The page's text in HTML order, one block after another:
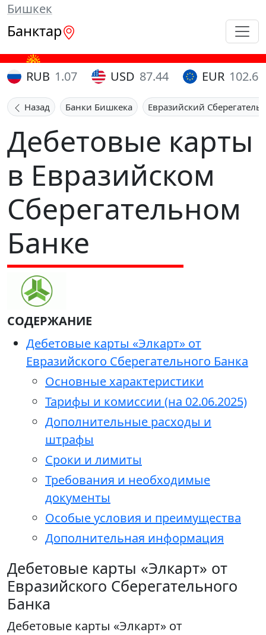
Бишкек
Банктар
RUB 1.07 USD 87.44 EUR 102.65
Назад Банки Бишкека Евразийский
Дебетовые карты
в Евразийском
Сберегательном
Банке
СОДЕРЖАНИЕ
Дебетовые карты «Элкарт» от
Евразийского Сберегательного Банка
Основные характеристики
Тарифы и комиссии (на 02.06.2025)
Дополнительные расходы и
штрафы
Сроки и лимиты
Требования и необходимые
документы
Особые условия и преимущества
Дополнительная информация
Дебетовые карты «Элкарт» от
Евразийского Сберегательного
Банка
Дебетовые карты «Элкарт» от